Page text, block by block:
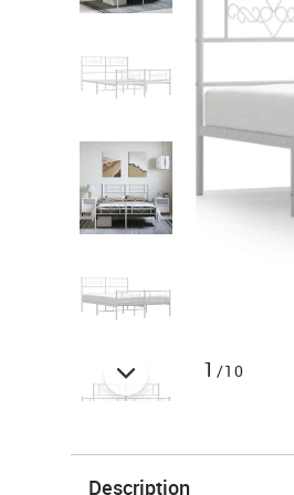
1 /10
Description